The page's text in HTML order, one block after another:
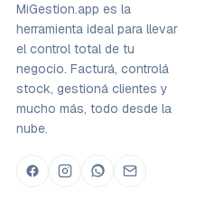
MiGestion.app es la
herramienta ideal para llevar
el control total de tu
negocio. Facturá, controlá
stock, gestioná clientes y
mucho más, todo desde la
nube.